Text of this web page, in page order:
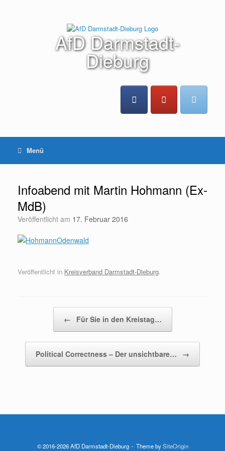
AfD Darmstadt-
Dieburg
Menü
Infoabend mit Martin Hohmann (Ex-
MdB)
Veröffentlicht am 17. Februar 2016
Veröffentlicht in Kreisverband Darmstadt-Dieburg.
← Für Sie in den Kreistag…
Political Correctness – Der unsichtbare… →
© 2016-2026 AfD Darmstadt-Dieburg Theme bySiteOrigin